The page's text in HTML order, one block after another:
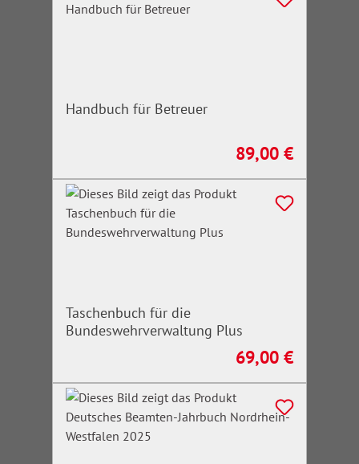
Handbuch für Betreuer
Regulärer Preis:
89,00 €
Taschenbuch für die
Bundeswehrverwaltung Plus
Regulärer Preis:
69,00 €